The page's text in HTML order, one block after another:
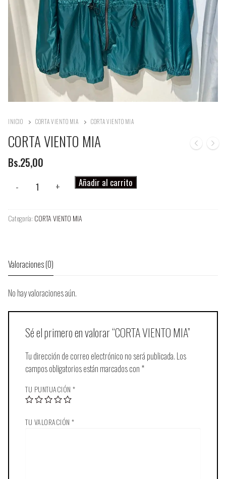
INICIO CORTA VIENTO MIA CORTA VIENTO MIA
CORTA VIENTO MIA
Bs.25,00
cantidad
- + Añadir al carrito
Categoría: CORTA VIENTO MIA
Valoraciones (0)
No hay valoraciones aún.
Sé el primero en valorar “CORTA VIENTO MIA”
Tu dirección de correo electrónico no será publicada. Los
campos obligatorios están marcados con *
TU PUNTUACIÓN *
TU VALORACIÓN *